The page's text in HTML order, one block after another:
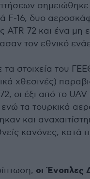
σημειώθηκε
F-16, δυο
ATR-72 και ένα μη
τον εθνικό
στοιχεία του
χθεσινές)
οι έξι από το UAV
ενώ τα τουρκικά
και
κανόνες, κατά
οι Ένοπλες